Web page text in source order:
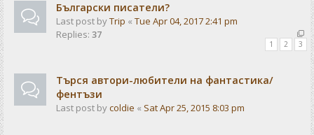
Български писатели?
Last post byTrip « Tue Apr 04, 2017 2:41 pm
Replies: 37
1 2 3
Търся автори-любители на фантастика/
фентъзи
Last post bycoldie « Sat Apr 25, 2015 8:03 pm